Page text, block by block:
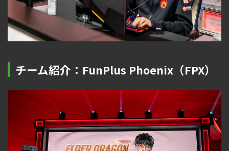
チーム紹介：FunPlus Phoenix（FPX）